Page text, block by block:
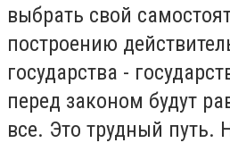
выбрать свой
построению
государства -
перед законом будут
все. Это трудный